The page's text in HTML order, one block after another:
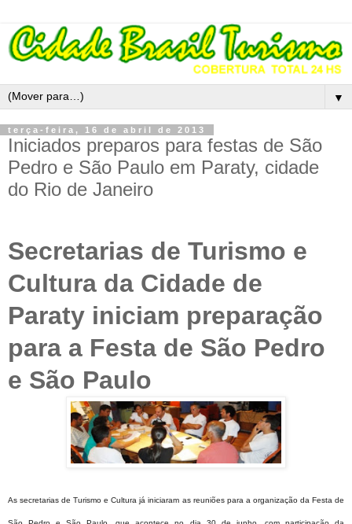
▼
terça-feira, 16 de abril de 2013
Iniciados preparos para festas de São
Pedro e São Paulo em Paraty, cidade
do Rio de Janeiro
Secretarias de Turismo e
Cultura da Cidade de
Paraty iniciam preparação
para a Festa de São Pedro
e São Paulo
As secretarias de Turismo e Cultura já iniciaram as reuniões para a organização da Festa de